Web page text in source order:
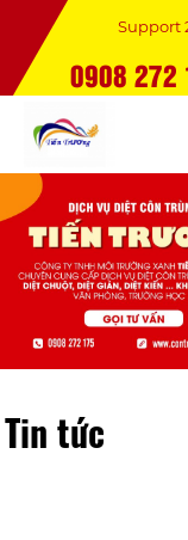
Support
0908 272
Tin tức